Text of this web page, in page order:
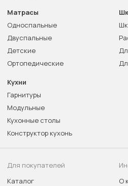
Матрасы
Односпальные
Двуспальные
Детские
Ортопедические
Кухни
Гарнитуры
Модульные
Кухонные столы
Конструктор кухонь
Для покупателей
Каталог
О